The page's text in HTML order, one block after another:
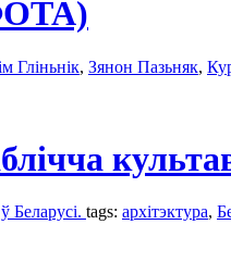
Гліньнік, Зянон Пазьняк,
Беларусі. tags: архітэктура,